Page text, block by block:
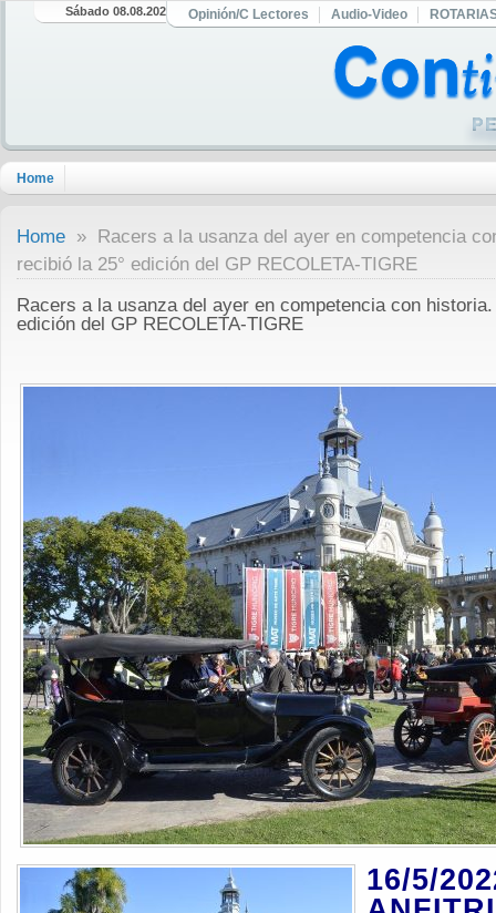
Sábado 08.08.2026 Opinión/C Lectores Audio-Video
Home
Home » Racers a la usanza del ayer en competencia
recibió la 25° edición del GP RECOLETA-TIGRE
Racers a la usanza del ayer en competencia con
edición del GP RECOLETA-TIGRE
16/5/